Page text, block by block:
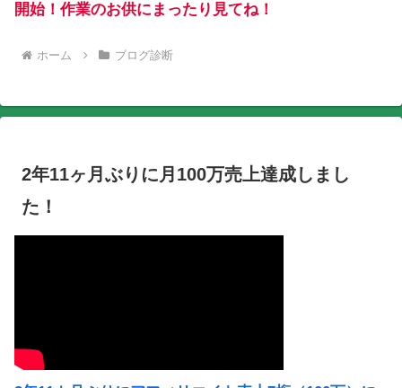
開始！作業のお供にまったり見てね！
ホーム ブログ診断
2年11ヶ月ぶりに月100万売上達成しまし
た！